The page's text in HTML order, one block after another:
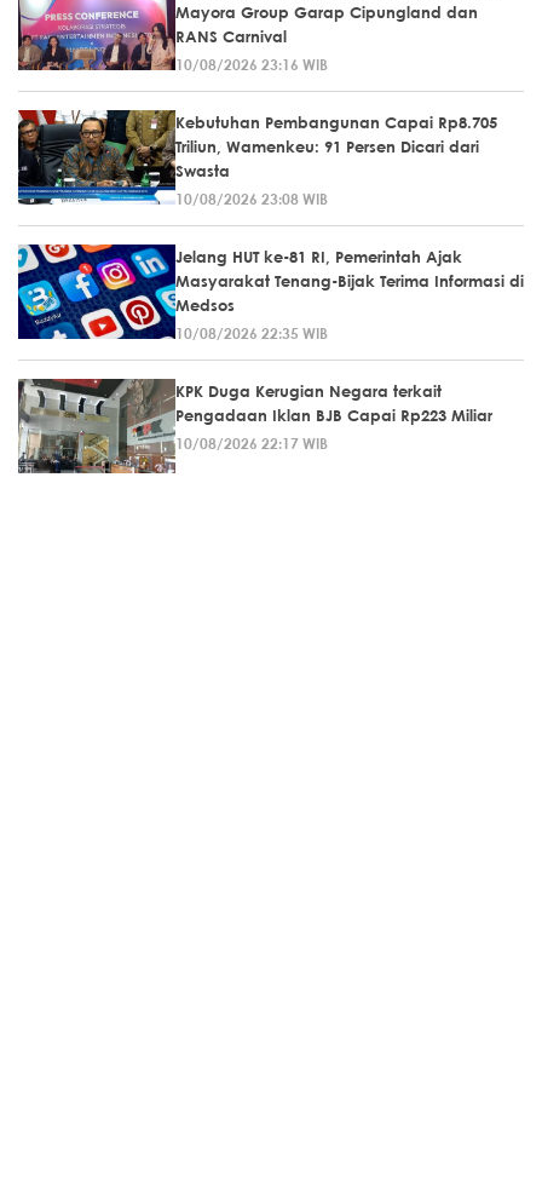
Mayora Group Garap Cipungland dan
RANS Carnival
10/08/2026 23:16 WIB
Kebutuhan Pembangunan Capai Rp8.705
Triliun, Wamenkeu: 91 Persen Dicari dari
Swasta
10/08/2026 23:08 WIB
Jelang HUT ke-81 RI, Pemerintah Ajak
Masyarakat Tenang-Bijak Terima Informasi di
Medsos
10/08/2026 22:35 WIB
KPK Duga Kerugian Negara terkait
Pengadaan Iklan BJB Capai Rp223 Miliar
10/08/2026 22:17 WIB